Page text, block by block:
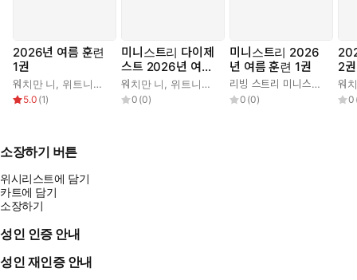
2026년 여름 훈련
1권
워치만 니 위트니스 리
5.0 (1)
미니스트리 다이제
스트 2026년 여름
훈련 1권
워치만 니 위트니스 리
0 (0)
미니스트리 2026
년 여름 훈련 1권
리빙 스트리 미니스트리 편집부
0 (0)
2권
워
0
소장하기 버튼
위시리스트에 담기
카트에 담기
소장하기
성인 인증 안내
성인 재인증 안내